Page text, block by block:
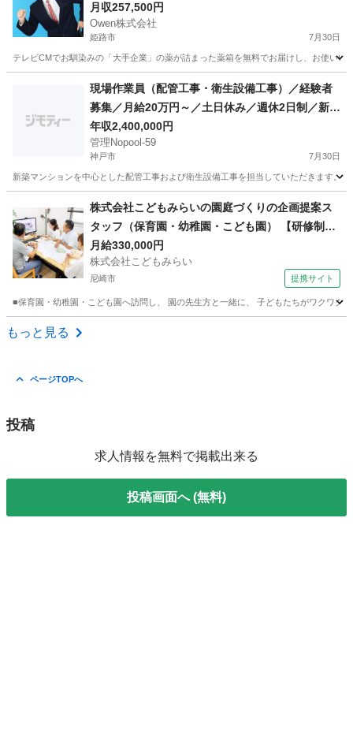
月収257,500円
Owen株式会社
姫路市 7月30日
テレビCMでお馴染みの「大手企業」の薬が詰まった薬箱を無料でお届けし、お使い
ルートセールス 未経験
現場作業員（配管工事・衛生設備工事）／経験者
募集／月給20万円～／土日休み／週休2日制／新築
マンションの設備工事
年収2,400,000円
管理Nopool-59
神戸市 7月30日
新築マンションを中心とした配管工事および衛生設備工事を担当していただきます。
営業 社会保険
株式会社こどもみらいの園庭づくりの企画提案ス
タッフ（保育園・幼稚園・こども園） 【研修制度
あり】
月給330,000円
株式会社こどもみらい
尼崎市 提携サイト
■保育園・幼稚園・こども園へ訪問し、 園の先生方と一緒に、 子どもたちがワクワク
兵庫 尼崎市
もっと見る
ページTOPへ
投稿
求人情報を無料で掲載出来る
投稿画面へ (無料)